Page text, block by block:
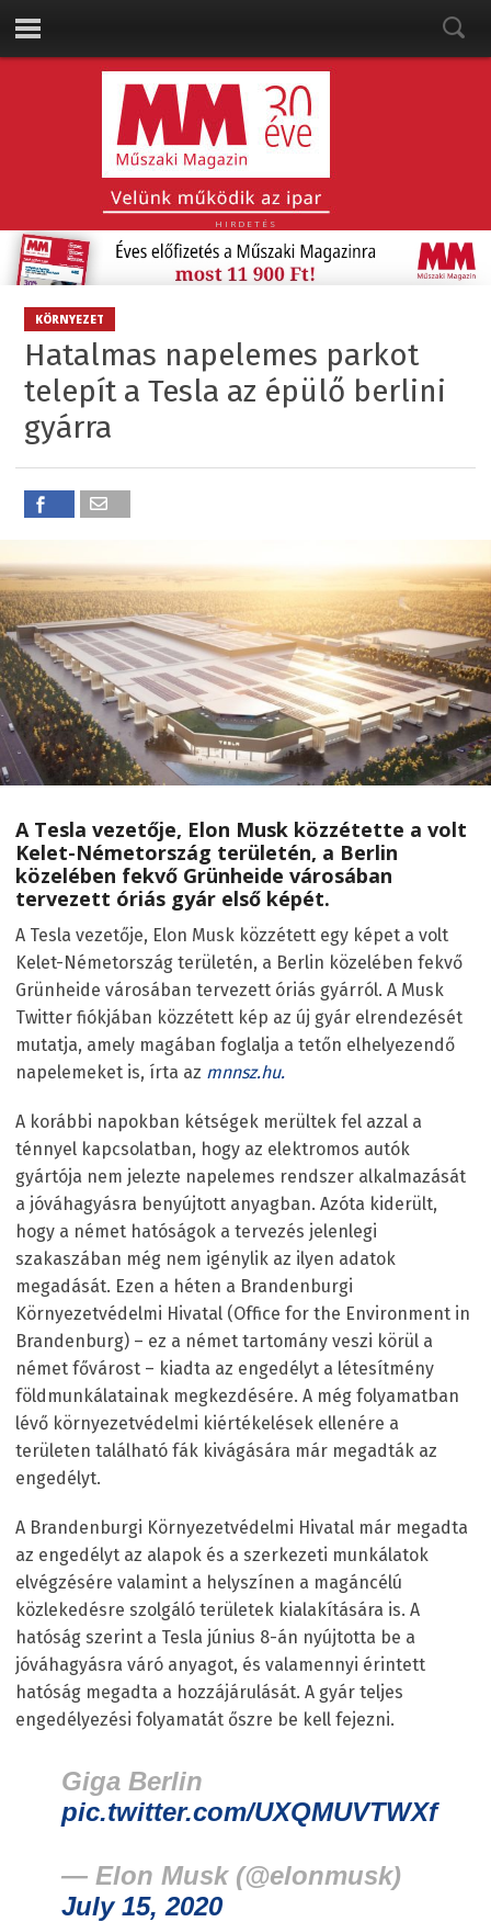
HIRDETÉS
KÖRNYEZET
Hatalmas napelemes parkot
telepít a Tesla az épülő berlini
gyárra
A Tesla vezetője, Elon Musk közzétette a volt
Kelet-Németország területén, a Berlin
közelében fekvő Grünheide városában
tervezett óriás gyár első képét.
A Tesla vezetője, Elon Musk közzétett egy képet a volt
Kelet-Németország területén, a Berlin közelében fekvő
Grünheide városában tervezett óriás gyárról. A Musk
Twitter fiókjában közzétett kép az új gyár elrendezését
mutatja, amely magában foglalja a tetőn elhelyezendő
napelemeket is, írta az mnnsz.hu.
A korábbi napokban kétségek merültek fel azzal a
ténnyel kapcsolatban, hogy az elektromos autók
gyártója nem jelezte napelemes rendszer alkalmazását
a jóváhagyásra benyújtott anyagban. Azóta kiderült,
hogy a német hatóságok a tervezés jelenlegi
szakaszában még nem igénylik az ilyen adatok
megadását. Ezen a héten a Brandenburgi
Környezetvédelmi Hivatal (Office for the Environment in
Brandenburg) – ez a német tartomány veszi körül a
német fővárost – kiadta az engedélyt a létesítmény
földmunkálatainak megkezdésére. A még folyamatban
lévő környezetvédelmi kiértékelések ellenére a
területen található fák kivágására már megadták az
engedélyt.
A Brandenburgi Környezetvédelmi Hivatal már megadta
az engedélyt az alapok és a szerkezeti munkálatok
elvégzésére valamint a helyszínen a magáncélú
közlekedésre szolgáló területek kialakítására is. A
hatóság szerint a Tesla június 8-án nyújtotta be a
jóváhagyásra váró anyagot, és valamennyi érintett
hatóság megadta a hozzájárulását. A gyár teljes
engedélyezési folyamatát őszre be kell fejezni.
Giga Berlin
pic.twitter.com/UXQMUVTWXf
— Elon Musk (@elonmusk)
July 15, 2020